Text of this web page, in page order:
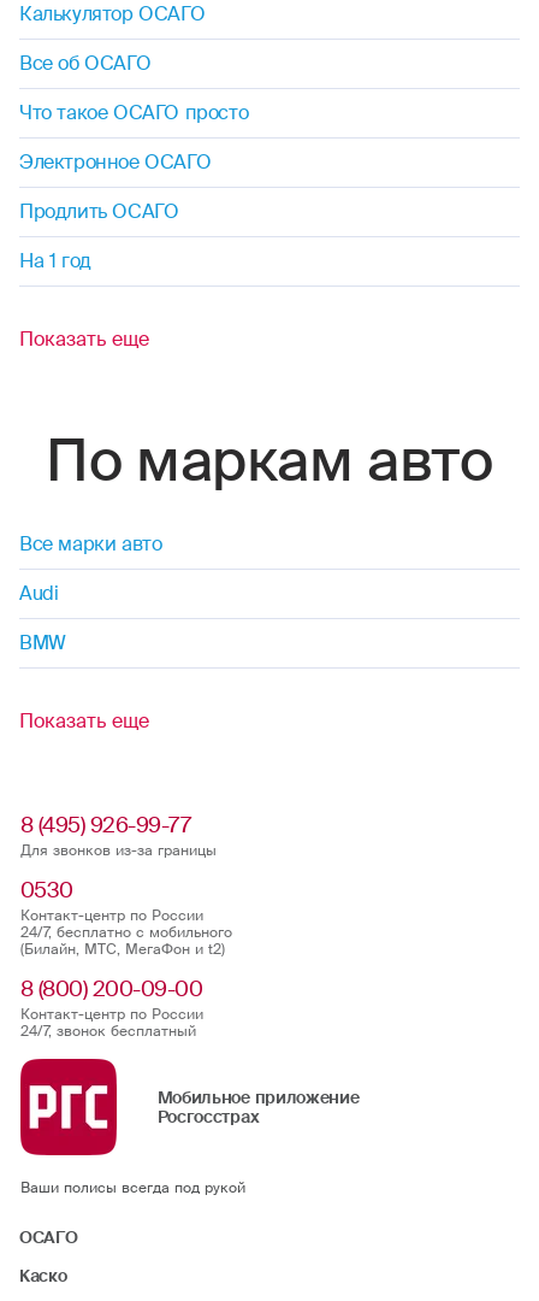
Калькулятор ОСАГО
Все об ОСАГО
Что такое ОСАГО просто
Электронное ОСАГО
Продлить ОСАГО
На 1 год
Показать еще
По маркам авто
Все марки авто
Audi
BMW
Показать еще
8 (495) 926-99-77
Для звонков из-за границы
0530
Контакт-центр по России
24/7, бесплатно с мобильного
(Билайн, МТС, МегаФон и t2)
8 (800) 200-09-00
Контакт-центр по России
24/7, звонок бесплатный
Мобильное приложение
Росгосстрах
Ваши полисы всегда под рукой
ОСАГО
Каско